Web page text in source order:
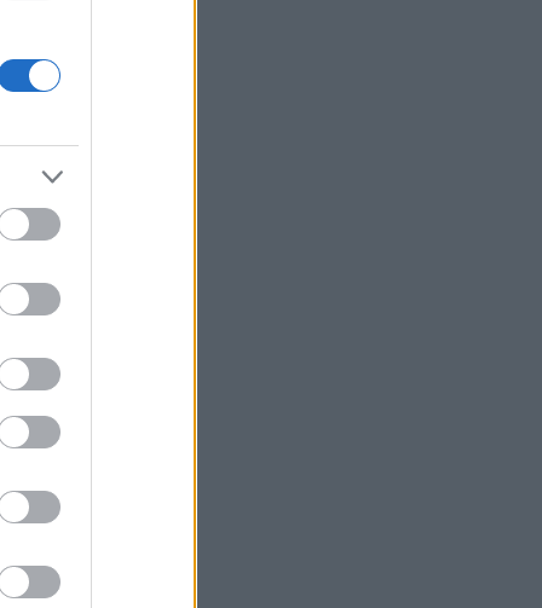
Κατσαφάδος: Μέχρι αύριο θα έχουν
αβοήθητος
Οι ΗΠΑ αναστέλλουν τις εισαγωγές
από τον μεγαλύτερο παραγωγό
αβοκάντο του Μεξικού
αλλά το ρεκόρ ήρθε για τον Dow
εκλογή του νέου προέδρου
Οι ΥΠΕΞ ΗΠΑ και Βρετανίας συζήτησαν
την ασφάλεια της Ευρώπης και της
Ουκρανίας
Προειδοποιεί για κραχ αντίστοιχο του
1987
ΗΠΑ: Το Νέο Μεξικό προσέφυγε κατά
του υπουργείου Δικαιοσύνης για